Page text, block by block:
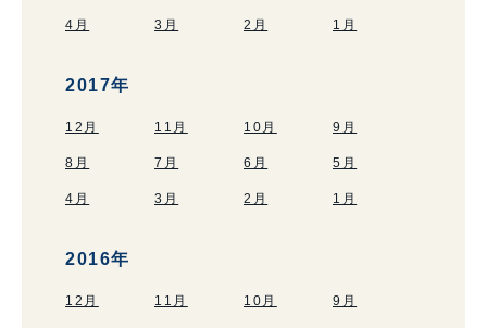
4月 3月 2月 1月
2017年
12月 11月 10月 9月
8月 7月 6月 5月
4月 3月 2月 1月
2016年
12月 11月 10月 9月